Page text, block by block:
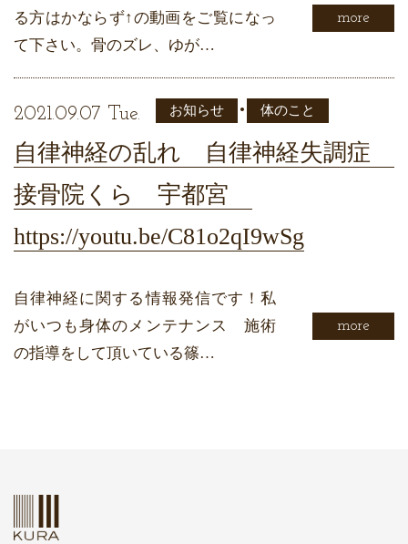
る方はかならず↑の動画をご覧になっ
て下さい。骨のズレ、ゆが…
more
2021.09.07 Tue. お知らせ • 体のこと
自律神経の乱れ 自律神経失調症
接骨院くら 宇都宮
https://youtu.be/C81o2qI9wSg
自律神経に関する情報発信です！私
がいつも身体のメンテナンス 施術
の指導をして頂いている篠…
more